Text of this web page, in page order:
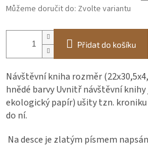
Můžeme doručit do: Zvolte variantu
Přidat do košíku
Návštěvní kniha rozměr
hnědé barvy Uvnitř návštěvní
ekologický papír) ušity tzn.
do ní.
Na desce je zlatým písmem